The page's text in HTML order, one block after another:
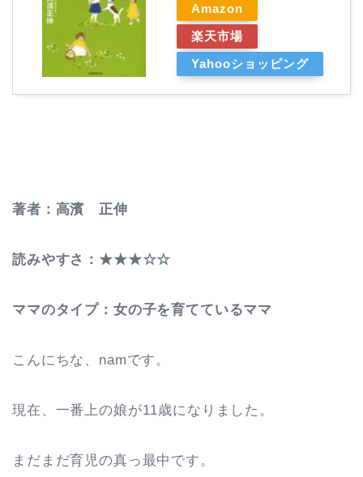
Amazon
楽天市場
Yahooショッピング
著者：高濱 正伸
読みやすさ：★★★☆☆
ママのタイプ：女の子を育てているママ
こんにちな、namです。
現在、一番上の娘が11歳になりました。
まだまだ育児の真っ最中です。